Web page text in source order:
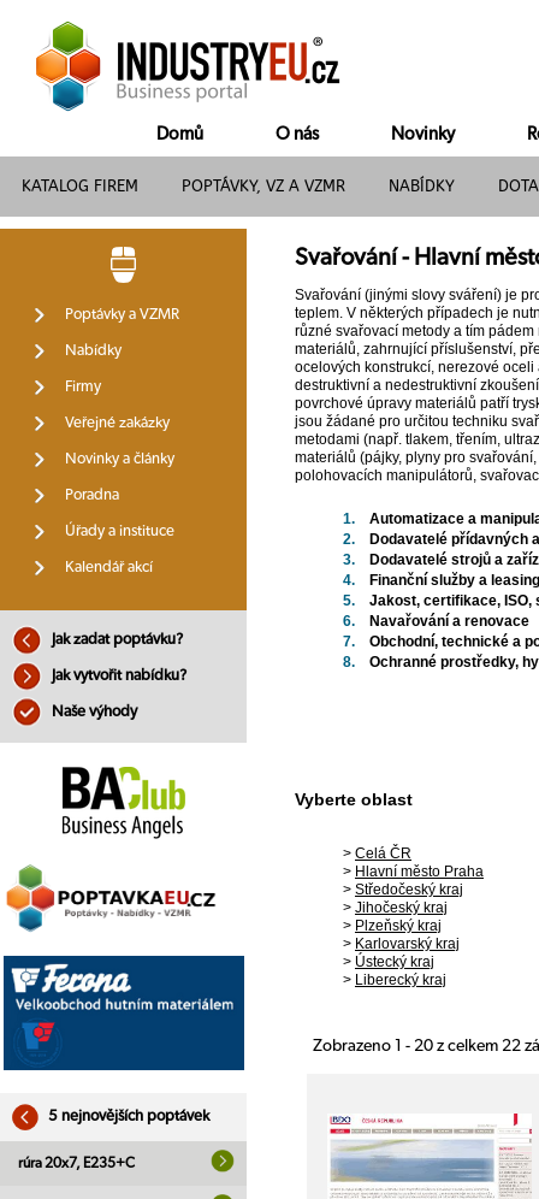
Domů O nás Novinky
KATALOG FIREM POPTÁVKY, VZ A VZMR NABÍDKY
Poptávky a VZMR
Nabídky
Firmy
Veřejné zakázky
Novinky a články
Poradna
Úřady a instituce
Kalendář akcí
Jak zadat poptávku?
Jak vytvořit nabídku?
Naše výhody
5 nejnovějších poptávek
rúra 20x7, E235+C
Svařování - Hlavní
Svařování (jinými slovy sváření) je
teplem. V některých případech je
různé svařovací metody a tím
materiálů, zahrnující příslušenství,
ocelových konstrukcí, nerezové
destruktivní a nedestruktivní
povrchové úpravy materiálů patří
jsou žádané pro určitou techniku
metodami (např. tlakem, třením,
materiálů (pájky, plyny pro
polohovacích manipulátorů,
1.
Automatizace a
2.
Dodavatelé přídavných
3.
Dodavatelé strojů a
4.
Finanční služby a leasing
5.
Jakost, certifikace, ISO,
6.
Navařování a renovace
7.
Obchodní, technické a
8.
Ochranné prostředky,
Vyberte oblast
> Celá ČR
> Hlavní město Praha
> Středočeský kraj
> Jihočeský kraj
> Plzeňský kraj
> Karlovarský kraj
> Ústecký kraj
> Liberecký kraj
Zobrazeno 1 - 20 z celkem 22